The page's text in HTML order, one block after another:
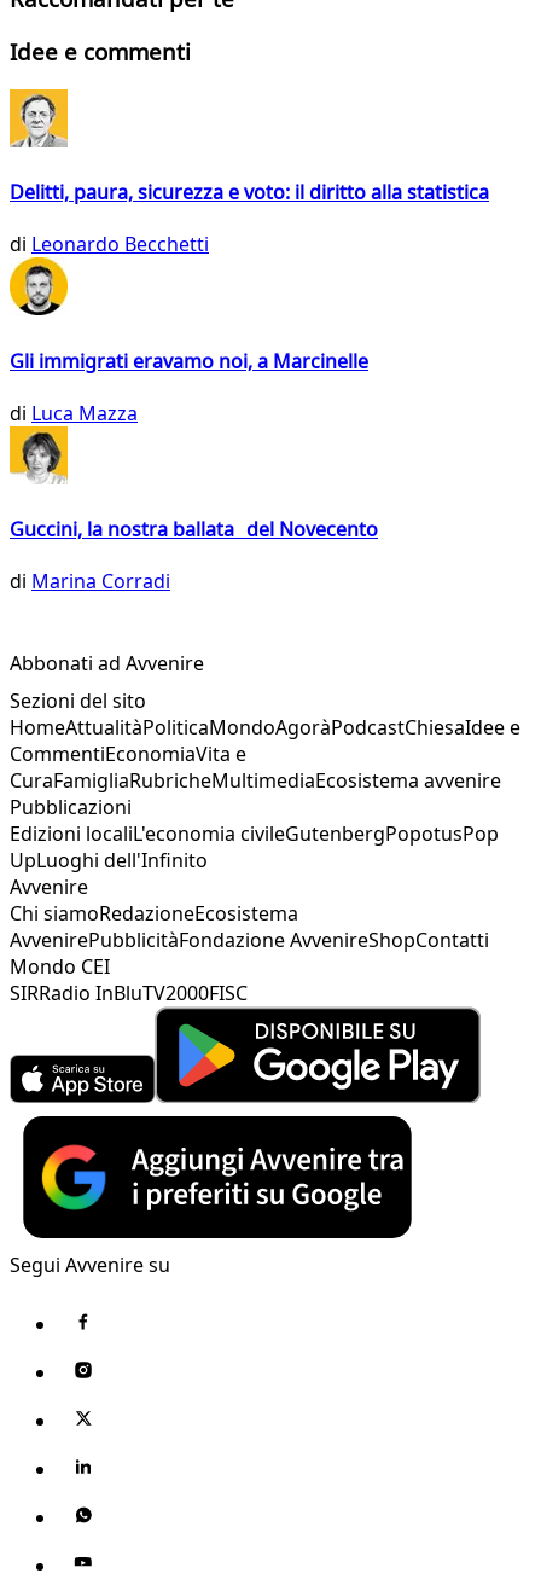
Idee e commenti
Delitti, paura, sicurezza e voto: il diritto alla statistica
di Leonardo Becchetti
Gli immigrati eravamo noi, a Marcinelle
di Luca Mazza
Guccini, la nostra ballata del Novecento
di Marina Corradi
Abbonati ad Avvenire
Sezioni del sito
HomeAttualitàPoliticaMondoAgoràPodcastChiesaIdee e
CommentiEconomiaVita e
CuraFamigliaRubricheMultimediaEcosistema avvenire
Pubblicazioni
Edizioni localiL'economia civileGutenbergPopotusPop
UpLuoghi dell'Infinito
Avvenire
Chi siamoRedazioneEcosistema
AvvenirePubblicitàFondazione AvvenireShopContatti
Mondo CEI
SIRRadio InBluTV2000FISC
Segui Avvenire su